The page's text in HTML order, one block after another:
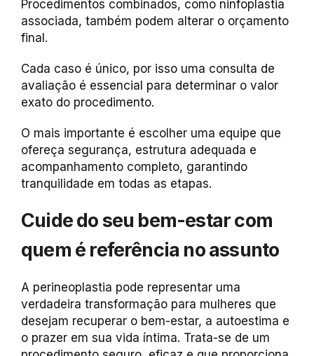
Procedimentos combinados, como ninfoplastia
associada, também podem alterar o orçamento
final.
Cada caso é único, por isso uma consulta de
avaliação é essencial para determinar o valor
exato do procedimento.
O mais importante é escolher uma equipe que
ofereça segurança, estrutura adequada e
acompanhamento completo, garantindo
tranquilidade em todas as etapas.
Cuide do seu bem-estar com
quem é referência no assunto
A perineoplastia pode representar uma
verdadeira transformação para mulheres que
desejam recuperar o bem-estar, a autoestima e
o prazer em sua vida íntima. Trata-se de um